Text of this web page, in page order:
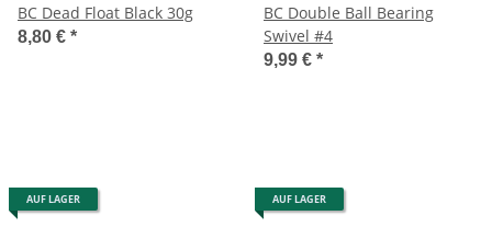
BC Dead Float Black 30g
8,80 € *
BC Double Ball Bearing
Swivel #4
9,99 € *
AUF LAGER AUF LAGER